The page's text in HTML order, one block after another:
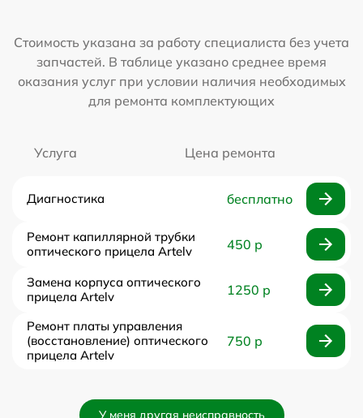
Стоимость указана за работу специалиста без учета
запчастей. В таблице указано среднее время
оказания услуг при условии наличия необходимых
для ремонта комплектующих
Услуга Цена ремонта
Диагностика бесплатно
Ремонт капиллярной трубки
оптического прицела Artelv
450 р
Замена корпуса оптического
прицела Artelv
1250 р
Ремонт платы управления
(восстановление) оптического
прицела Artelv
750 р
У меня другая неисправность